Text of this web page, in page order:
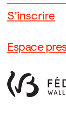
Espace